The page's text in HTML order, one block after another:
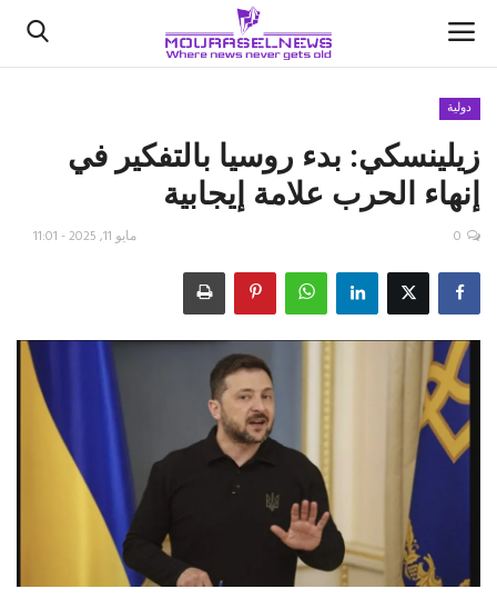
الأخبار
كتّابنا
اقتصاد
علوم وتكنولوجيا
رياضة
دولية
زيلينسكي: بدء روسيا بالتفكير في
إنهاء الحرب علامة إيجابية
مايو 11, 2025 - 11:01 0